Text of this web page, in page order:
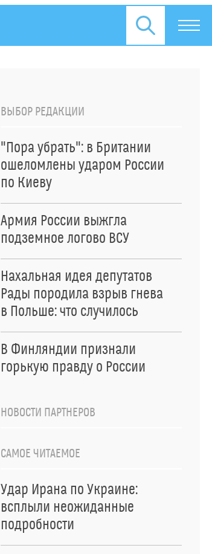
ВЫБОР РЕДАКЦИИ
"Пора убрать": в Британии
ошеломлены ударом России
по Киеву
Армия России выжгла
подземное логово ВСУ
Нахальная идея депутатов
Рады породила взрыв гнева
в Польше: что случилось
В Финляндии признали
горькую правду о России
НОВОСТИ ПАРТНЕРОВ
САМОЕ ЧИТАЕМОЕ
Удар Ирана по Украине:
всплыли неожиданные
подробности